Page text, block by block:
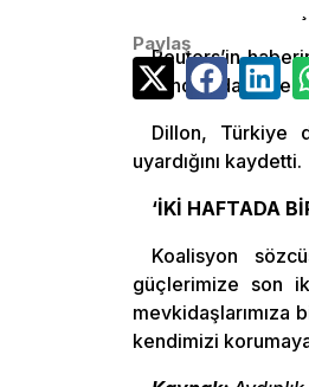
Reuters’in
Ardından da
Dillon, Türkiye
uyardığını kaydetti.
‘İKİ HAFTADA
Koalisyon
güçlerimize son
mevkidaşlarımıza
kendimizi
Paylaş